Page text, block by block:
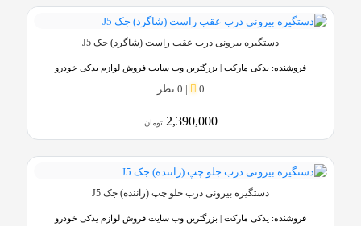
دستگیره بیرونی درب عقب راست (شاگرد) جک J5
فروشنده: یدکی مارکت | بزرگترین وب سایت فروش لوازم یدکی خودرو
0
| 0 نظر
2,390,000 تومان
دستگیره بیرونی درب جلو چپ (راننده) جک J5
فروشنده: یدکی مارکت | بزرگترین وب سایت فروش لوازم یدکی خودرو